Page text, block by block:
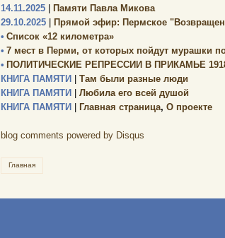
14.11.2025
Памяти Павла Микова
29.10.2025
Прямой эфир: Пермское
• Список «12 километра»
• 7 мест в Перми, от которых пойдут мурашки
• ПОЛИТИЧЕСКИЕ РЕПРЕССИИ В ПРИКАМЬЕ 1918-
КНИГА ПАМЯТИ
Там были разные люди
КНИГА ПАМЯТИ
Любила его всей душой
КНИГА ПАМЯТИ
Главная страница, О проекте
blog comments powered by Disqus
Главная